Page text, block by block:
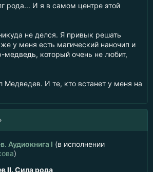
рода... И я в самом центре этой
не делся. Я привык решать
у меня есть магический наночип и
медведь, который очень не любит,
Медведев. И те, кто встанет у меня на
Аудиокнига I (в исполнении
)
II. Сила рода